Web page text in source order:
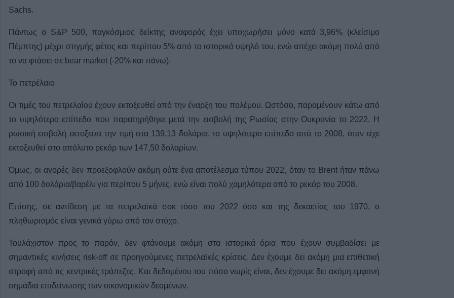
Sachs.
Πάντως ο S&P 500, παγκόσμιος δείκτης αναφοράς έχει υποχωρήσει μόνο κατά 3,96% (κλείσιμο
Πέμπτης) μέχρι στιγμής φέτος και περίπου 5% από το ιστορικό υψηλό του, ενώ απέχει ακόμη πολύ από
το να φτάσει σε bear market (-20% και πάνω).
Το πετρέλαιο
Οι τιμές του πετρελαίου έχουν εκτοξευθεί από την έναρξη του πολέμου. Ωστόσο, παραμένουν κάτω από
το υψηλότερο επίπεδο που παρατηρήθηκε μετά την εισβολή της Ρωσίας στην Ουκρανία το 2022. Η
ρωσική εισβολή εκτοξεύει την τιμή στα 139,13 δολάρια, το υψηλότερο επίπεδο από το 2008, όταν είχε
εκτοξευθεί στο απόλυτο ρεκόρ των 147,50 δολαρίων.
Όμως, οι αγορές δεν προεξοφλούν ακόμη ούτε ένα αποτέλεσμα τύπου 2022, όταν το Brent ήταν πάνω
από 100 δολάρια/βαρέλι για περίπου 5 μήνες, ενώ είναι πολύ χαμηλότερα από το ρεκόρ του 2008.
Επίσης, σε αντίθεση με τα πετρελαϊκά σοκ τόσο του 2022 όσο και της δεκαετίας του 1970, ο
πληθωρισμός είναι γενικά γύρω από τον στόχο.
Τουλάχιστον προς το παρόν, δεν φτάνουμε ακόμη στα ιστορικά όρια που έχουν συμβαδίσει με
σημαντικές κινήσεις risk-off σε προηγούμενες πετρελαϊκές κρίσεις. Δεν έχουμε δει ακόμη μια επιθετική
στροφή από τις κεντρικές τράπεζες. Και δεδομένου του πόσο νωρίς είναι, δεν έχουμε δει ακόμη εμφανή
σημάδια επιδείνωσης των οικονομικών δεομένων.